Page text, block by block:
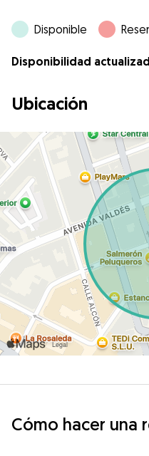
Disponible
Disponibilidad
Ubicación
Cómo hacer una